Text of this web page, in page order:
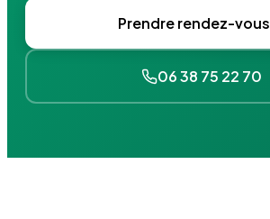
Prendre rendez-vous
06 38 75 22 70